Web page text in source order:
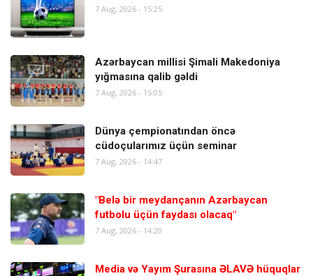
7 Aug, 2026 - 15:25
Azərbaycan millisi Şimali Makedoniya
yığmasına qalib gəldi
7 Aug, 2026 - 15:05
Dünya çempionatından öncə
cüdoçularımız üçün seminar
7 Aug, 2026 - 14:47
"Belə bir meydançanın Azərbaycan
futbolu üçün faydası olacaq"
7 Aug, 2026 - 14:20
Media və Yayım Şurasına ƏLAVƏ hüquqlar